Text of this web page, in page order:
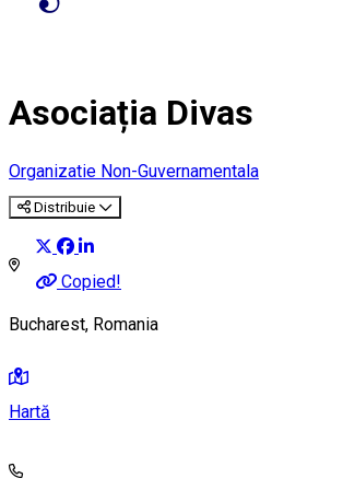
Asociația Divas
Organizatie Non-Guvernamentala
Distribuie
Copied!
Bucharest, Romania
Hartă